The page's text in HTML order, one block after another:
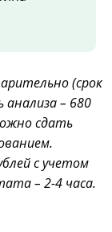
(срок
– 680
сдать
с учетом
– 2-4 часа.